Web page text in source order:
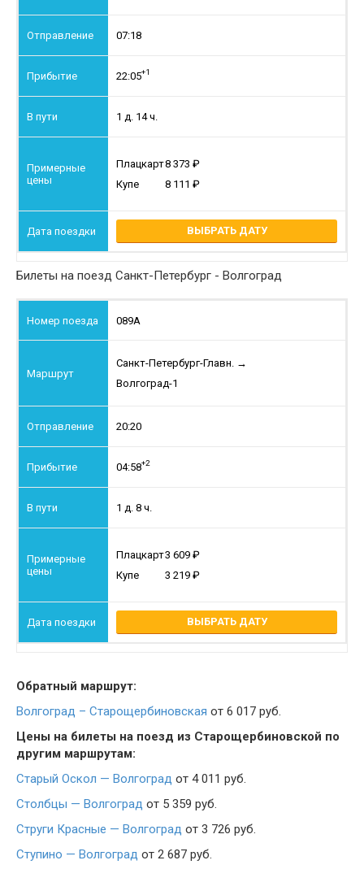
07:18
22:05+1
1 д. 14 ч.
Плацкарт8 373
Купе
8 111
ВЫБРАТЬ ДАТУ
Билеты на поезд Санкт-Петербург - Волгоград
089А
Санкт-Петербург-Главн. →
Волгоград-1
20:20
04:58+2
1 д. 8 ч.
Плацкарт3 609
Купе
3 219
ВЫБРАТЬ ДАТУ
Обратный маршрут:
Волгоград – Старощербиновская от 6 017 руб.
Цены на билеты на поезд из Старощербиновской по
другим маршрутам:
Старый Оскол — Волгоград от 4 011 руб.
Столбцы — Волгоград от 5 359 руб.
Струги Красные — Волгоград от 3 726 руб.
Ступино — Волгоград от 2 687 руб.